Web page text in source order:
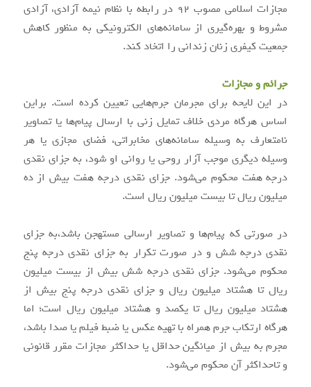
مجازات اسلامی مصوب ۹۲ در رابطه با نظام نیمه آزادی، آزادی
مشروط و بهره‌گیری از سامانه‌های الکترونیکی به منظور کاهش
جمعیت کیفری زنان زندانی را اتخاد کند.
جرائم و مجازات
در این لایحه برای مجرمان جرم‌هایی تعیین کرده است. براین
اساس هرگاه مردی خلاف تمایل زنی با ارسال پیام‌ها یا تصاویر
نامتعارف به وسیله سامانه‌های مخابراتی، فضای مجازی یا هر
وسیله دیگری موجب آزار روحی یا روانی او شود، به جزای نقدی
درجه هفت محکوم می‌شود. جزای نقدی درجه هفت بیش از ده
میلیون ریال تا بیست میلیون ریال است.
در صورتی که پیام‌ها و تصاویر ارسالی مستهجن باشد،به جزای
نقدی درجه شش و در صورت تکرار به جزای نقدی درجه پنج
محکوم می‌شود. جزای نقدی درجه شش بیش از بیست میلیون
ریال تا هشتاد میلیون ریال و جزای نقدی درجه پنج بیش از
هشتاد میلیون ریال تا یکصد و هشتاد میلیون ریال است؛ اما
هرگاه ارتکاب جرم همراه با تهیه عکس یا ضبط فیلم یا صدا باشد،
مجرم به بیش از میانگین حداقل یا حداکثر مجازات مقرر قانونی
و تاحداکثر آن محکوم می‌شود.